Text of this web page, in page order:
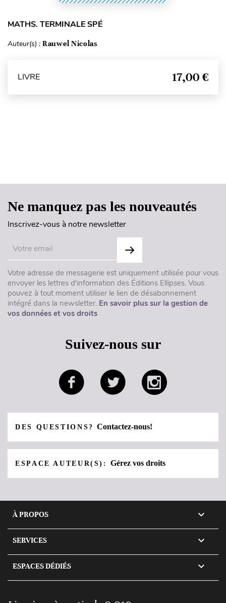
MATHS. TERMINALE SPÉ
Auteur(s) : Rauwel Nicolas
LIVRE 17,00 €
Ne manquez pas les nouveautés
Inscrivez-vous à notre newsletter
Votre adresse de messagerie est uniquement utilisée pour vous
envoyer les lettres d'information des Éditions Ellipses. Vous
pouvez à tout moment utiliser le lien de désabonnement
intégré dans la newsletter. En savoir plus sur la gestion de
vos données et vos droits
Suivez-nous sur
DES QUESTIONS?Contactez-nous!
ESPACE AUTEUR(S):Gérez vos droits
À PROPOS 
SERVICES 
ESPACES DÉDIÉS 